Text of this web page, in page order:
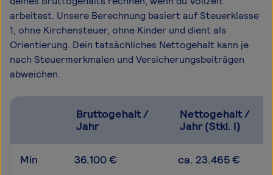
arbeitest. Unsere Berechnung basiert auf Steuerklasse
1, ohne Kirchensteuer, ohne Kinder und dient als
Orientierung. Dein tatsächliches Nettogehalt kann je
nach Steuermerkmalen und Versicherungsbeiträgen
abweichen.
Bruttogehalt /
Jahr
Nettogehalt /
Jahr (Stkl. I)
Min 36.100 € ca. 23.465 €